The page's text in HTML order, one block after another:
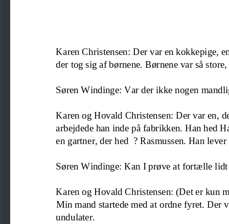
Karen Christensen: Der var en kokkepige,
der tog sig af børnene. Børnene var så
Søren Windinge: Var der ikke nogen
Karen og Hovald Christensen: Der var en
arbejdede han inde på fabrikken. Han hed
en gartner, der hed  ? Rasmussen. Han lever
Søren Windinge: Kan I prøve at fortælle
Karen og Hovald Christensen: (Det er kun
Min mand startede med at ordne fyret.
undulater.